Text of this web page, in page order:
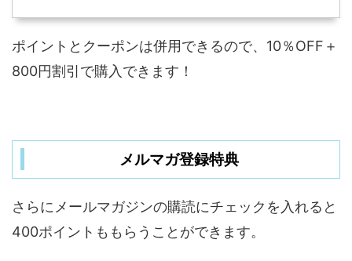
ポイントとクーポンは併用できるので、10％OFF＋
800円割引で購入できます！
メルマガ登録特典
さらにメールマガジンの購読にチェックを入れると
400ポイントももらうことができます。